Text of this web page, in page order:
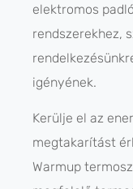
elektromos
rendszerekhez,
igényének.
Kerülje el az
megtakarítást
Warmup